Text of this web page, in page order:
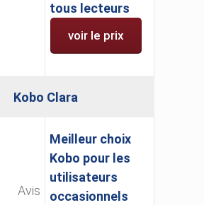
tous lecteurs
voir le prix
Kobo Clara
Avis
Meilleur choix
Kobo pour les
utilisateurs
occasionnels